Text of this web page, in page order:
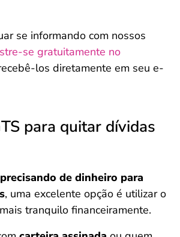
se informando com nossos
se gratuitamente no
los diretamente em seu e-
para quitar dívidas
precisando de dinheiro para
, uma excelente opção é utilizar o
tranquilo financeiramente.